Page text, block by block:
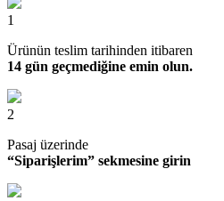
1
Ürünün teslim tarihinden itibaren
14 gün geçmediğine emin olun.
2
Pasaj üzerinde
“Siparişlerim” sekmesine girin